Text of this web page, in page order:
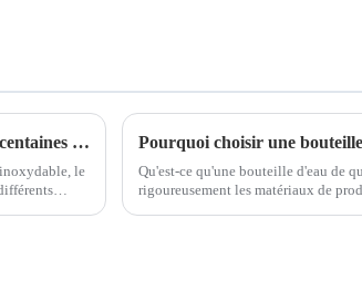
Qu'y a-t-il de mieux dans une bouteille d'eau valant quelques centaines de yuans qu'une bouteille d'eau valant des dizaines de yuans ?
le
Pourquoi choisir une
Qu'est-ce qu'une bouteille d'eau de
rigoureusement les matériaux de